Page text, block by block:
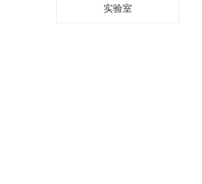
实验室